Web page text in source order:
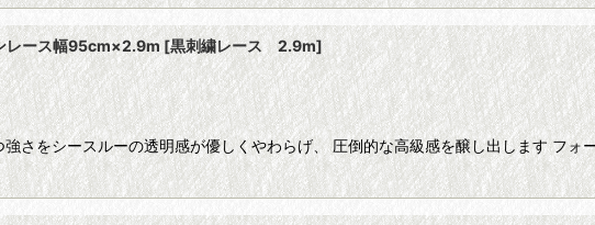
レース幅95cm×2.9m [黒刺繍レース 2.9m]
さをシースルーの透明感が優しくやわらげ、 圧倒的な高級感を醸し出します フォ